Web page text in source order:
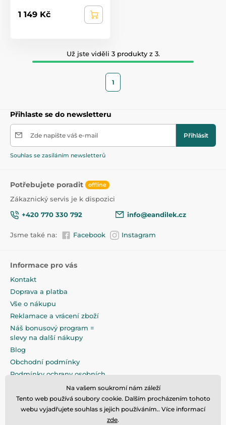
1 149 Kč
Už jste viděli 3 produkty z 3.
1
Přihlaste se do newsletteru
Zde napište váš e-mail Přihlásit
Souhlas se zasíláním newsletterů
Potřebujete poradit offline
Zákaznický servis je k dispozici
+420 770 330 792
info@eandilek.cz
Jsme také na: Facebook Instagram
Informace pro vás
Kontakt
Doprava a platba
Vše o nákupu
Reklamace a vrácení zboží
Náš bonusový program =
slevy na další nákupy
Blog
Obchodní podmínky
Podmínky ochrany osobních
Na pečlivé zabalení klademe
maximální důraz
Na vašem soukromí nám záleží
Tento web používá soubory cookie. Dalším procházením tohoto
webu vyjadřujete souhlas s jejich používáním.. Více informací
zde.